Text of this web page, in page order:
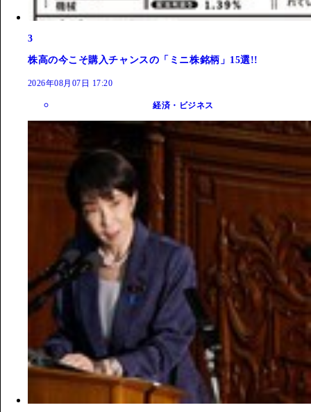
3
株高の今こそ購入チャンスの「ミニ株銘柄」15選!!
2026年08月07日 17:20
経済・ビジネス